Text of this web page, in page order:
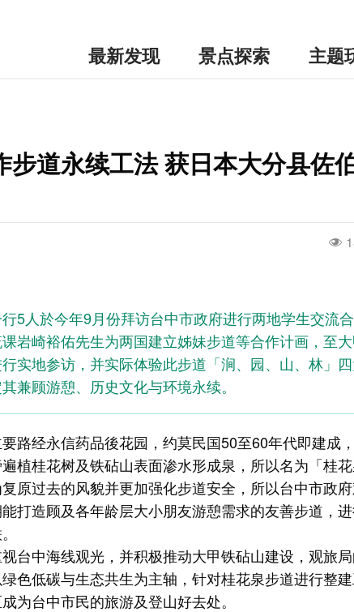
最新发现 景点探索 主题
步道永续工法 获日本大分县佐
5人於今年9月份拜访台中市政府进行两地学生交流合
岩崎裕佑先生为两国建立姊妹步道等合作计画，至大
实地参访，并实际体验此步道「涧、园、山、林」
兼顾游憩、历史文化与环境永续。
路经永信药品後花园，约莫民国50至60年代即建成
植桂花树及铁砧山表面渗水形成泉，所以名为「桂
原过去的风貌并更加强化步道安全，所以台中市政
打造顾及各年龄层大小朋友游憩需求的友善步道，
台中海线观光，并积极推动大甲铁砧山建设，观旅局
色低碳与生态共生为主轴，针对桂花泉步道进行整
为台中市民的旅游及登山好去处。